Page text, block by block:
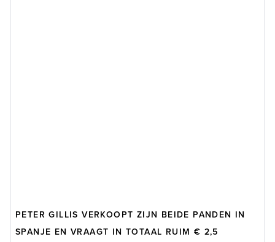
PETER GILLIS VERKOOPT ZIJN BEIDE PANDEN IN
SPANJE EN VRAAGT IN TOTAAL RUIM € 2,5